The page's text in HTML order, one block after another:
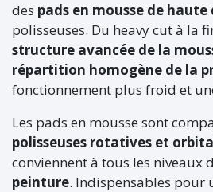
des pads en mousse de
polisseuses. Du heavy cut à la
structure avancée de la
répartition homogène de la
fonctionnement plus froid et
Les pads en mousse sont
polisseuses rotatives et
conviennent à tous les niveaux
peinture. Indispensables pour